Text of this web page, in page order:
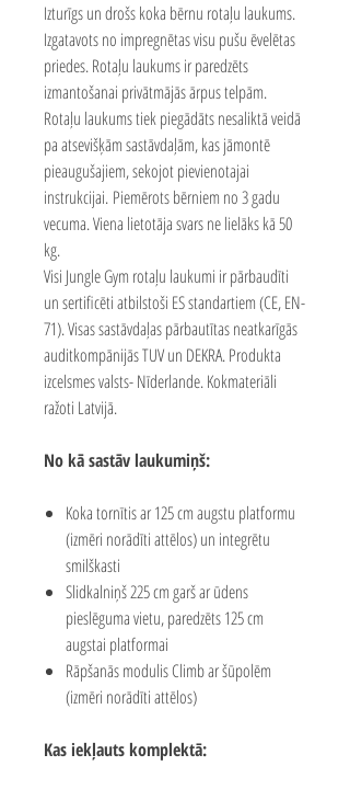
Izturīgs un drošs koka bērnu rotaļu laukums.
Izgatavots no impregnētas visu pušu ēvelētas
priedes.Rotaļu laukums ir paredzēts
izmantošanai privātmājās ārpus telpām.
Rotaļu laukums tiek piegādāts nesaliktā veidā
pa atsevišķām sastāvdaļām, kas jāmontē
pieaugušajiem, sekojot pievienotajai
instrukcijai. Piemērots bērniem no 3 gadu
vecuma. Viena lietotāja svars ne lielāks kā 50
kg.
Visi Jungle Gym rotaļu laukumi ir pārbaudīti
un sertificēti atbilstoši ES standartiem (CE, EN-
71). Visas sastāvdaļas pārbautītas neatkarīgās
auditkompānijās TUV un DEKRA. Produkta
izcelsmes valsts- Nīderlande. Kokmateriāli
ražoti Latvijā.
No kā sastāv laukumiņš:
Koka tornītis ar 125 cm augstu platformu
(izmēri norādīti attēlos) un integrētu
smilškasti
Slidkalniņš 225 cm garš ar ūdens
pieslēguma vietu, paredzēts 125 cm
augstai platformai
Rāpšanās modulis Climb ar šūpolēm
(izmēri norādīti attēlos)
Kas iekļauts komplektā: